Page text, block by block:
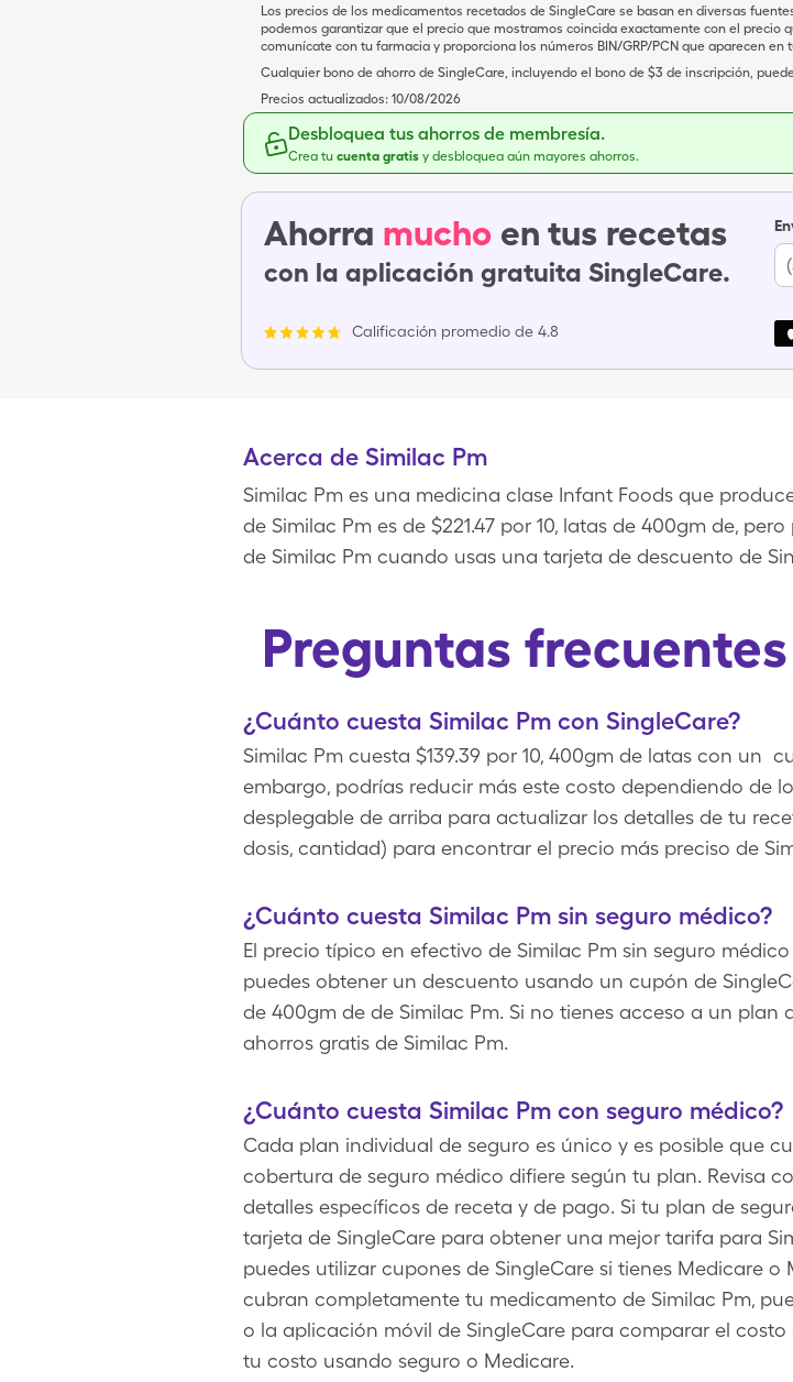
Los precios de los medicamentos recetados de SingleCare se basan en diversas
podemos garantizar que el precio que mostramos coincida exactamente con el precio
comunícate con tu farmacia y proporciona los números BIN/GRP/PCN que aparecen en
Cualquier bono de ahorro de SingleCare, incluyendo el bono de $3 de inscripción,
Precios actualizados: 10/08/2026
Desbloquea tus ahorros de membresía.
Crea tu cuenta gratis y desbloquea aún mayores ahorros.
Ahorra mucho en tus recetas
con la aplicación gratuita SingleCare.
Calificación promedio de 4.8
Acerca de Similac Pm
Similac Pm es una medicina clase Infant Foods que
de Similac Pm es de $221.47 por 10, latas de 400gm de,
de Similac Pm cuando usas una tarjeta de descuento de
Preguntas
¿Cuánto cuesta Similac Pm con SingleCare?
Similac Pm cuesta $139.39 por 10, 400gm de latas con un
embargo, podrías reducir más este costo dependiendo de
desplegable de arriba para actualizar los detalles de tu
dosis, cantidad) para encontrar el precio más preciso de
¿Cuánto cuesta Similac Pm sin seguro médico?
El precio típico en efectivo de Similac Pm sin seguro
puedes obtener un descuento usando un cupón de
de 400gm de de Similac Pm. Si no tienes acceso a un
ahorros gratis de Similac Pm.
¿Cuánto cuesta Similac Pm con seguro médico?
Cada plan individual de seguro es único y es posible que
cobertura de seguro médico difiere según tu plan. Revisa
detalles específicos de receta y de pago. Si tu plan de
tarjeta de SingleCare para obtener una mejor tarifa para
puedes utilizar cupones de SingleCare si tienes Medicare
cubran completamente tu medicamento de Similac Pm,
o la aplicación móvil de SingleCare para comparar el
tu costo usando seguro o Medicare.